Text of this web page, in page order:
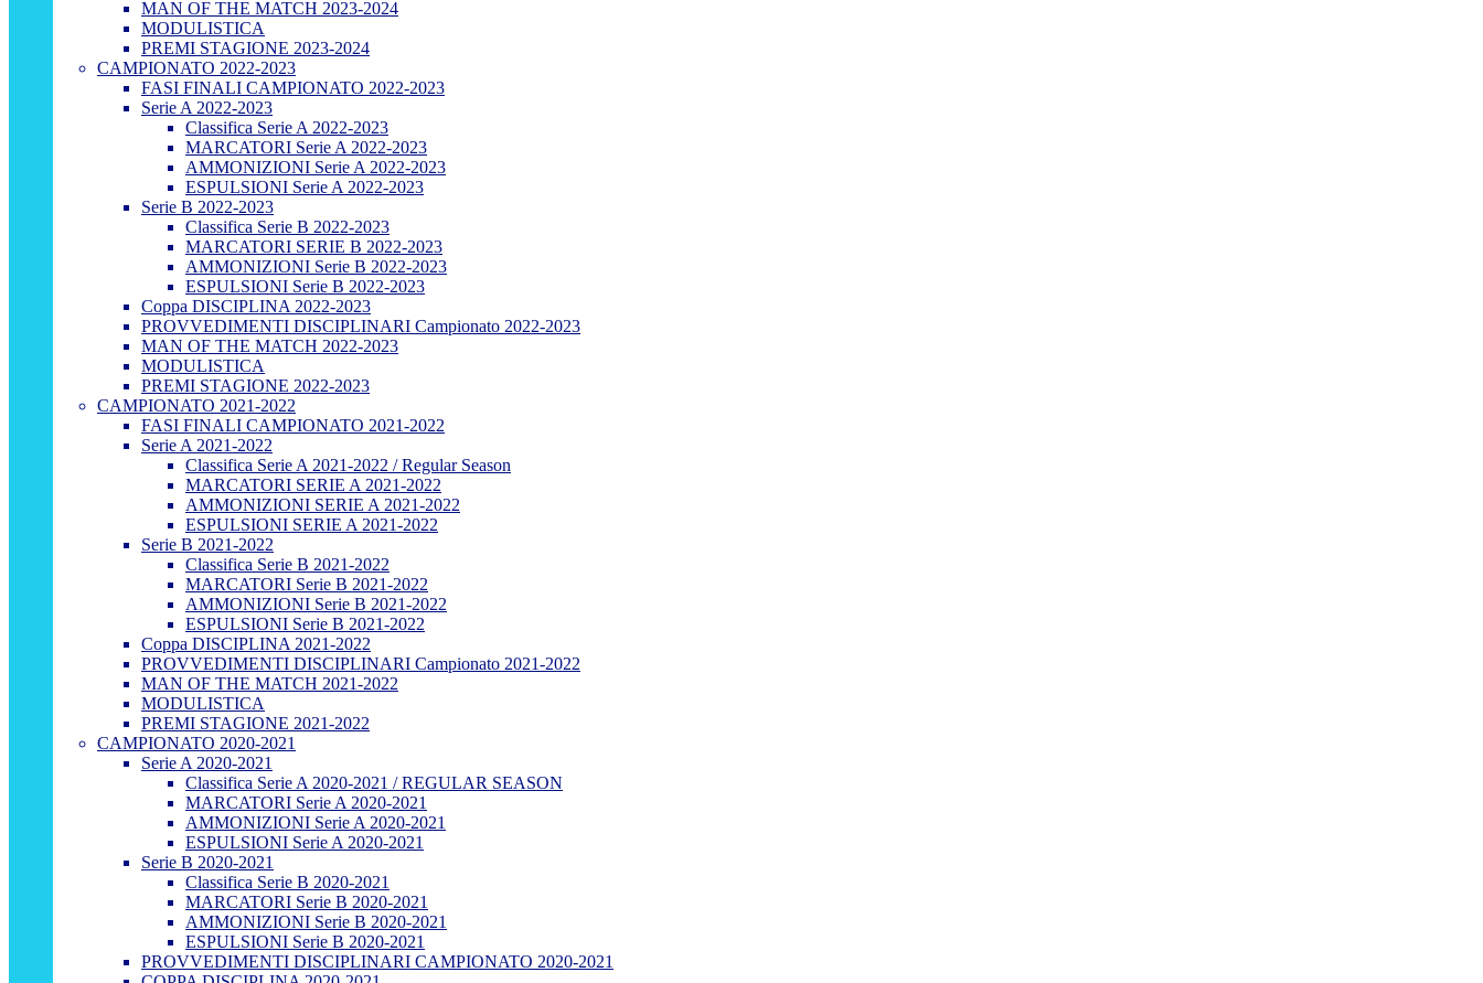
MAN OF THE MATCH 2023-2024
MODULISTICA
PREMI STAGIONE 2023-2024
CAMPIONATO 2022-2023
FASI FINALI CAMPIONATO 2022-2023
Serie A 2022-2023
Classifica Serie A 2022-2023
MARCATORI Serie A 2022-2023
AMMONIZIONI Serie A 2022-2023
ESPULSIONI Serie A 2022-2023
Serie B 2022-2023
Classifica Serie B 2022-2023
MARCATORI SERIE B 2022-2023
AMMONIZIONI Serie B 2022-2023
ESPULSIONI Serie B 2022-2023
Coppa DISCIPLINA 2022-2023
PROVVEDIMENTI DISCIPLINARI Campionato 2022-2023
MAN OF THE MATCH 2022-2023
MODULISTICA
PREMI STAGIONE 2022-2023
CAMPIONATO 2021-2022
FASI FINALI CAMPIONATO 2021-2022
Serie A 2021-2022
Classifica Serie A 2021-2022 / Regular Season
MARCATORI SERIE A 2021-2022
AMMONIZIONI SERIE A 2021-2022
ESPULSIONI SERIE A 2021-2022
Serie B 2021-2022
Classifica Serie B 2021-2022
MARCATORI Serie B 2021-2022
AMMONIZIONI Serie B 2021-2022
ESPULSIONI Serie B 2021-2022
Coppa DISCIPLINA 2021-2022
PROVVEDIMENTI DISCIPLINARI Campionato 2021-2022
MAN OF THE MATCH 2021-2022
MODULISTICA
PREMI STAGIONE 2021-2022
CAMPIONATO 2020-2021
Serie A 2020-2021
Classifica Serie A 2020-2021 / REGULAR SEASON
MARCATORI Serie A 2020-2021
AMMONIZIONI Serie A 2020-2021
ESPULSIONI Serie A 2020-2021
Serie B 2020-2021
Classifica Serie B 2020-2021
MARCATORI Serie B 2020-2021
AMMONIZIONI Serie B 2020-2021
ESPULSIONI Serie B 2020-2021
PROVVEDIMENTI DISCIPLINARI CAMPIONATO 2020-2021